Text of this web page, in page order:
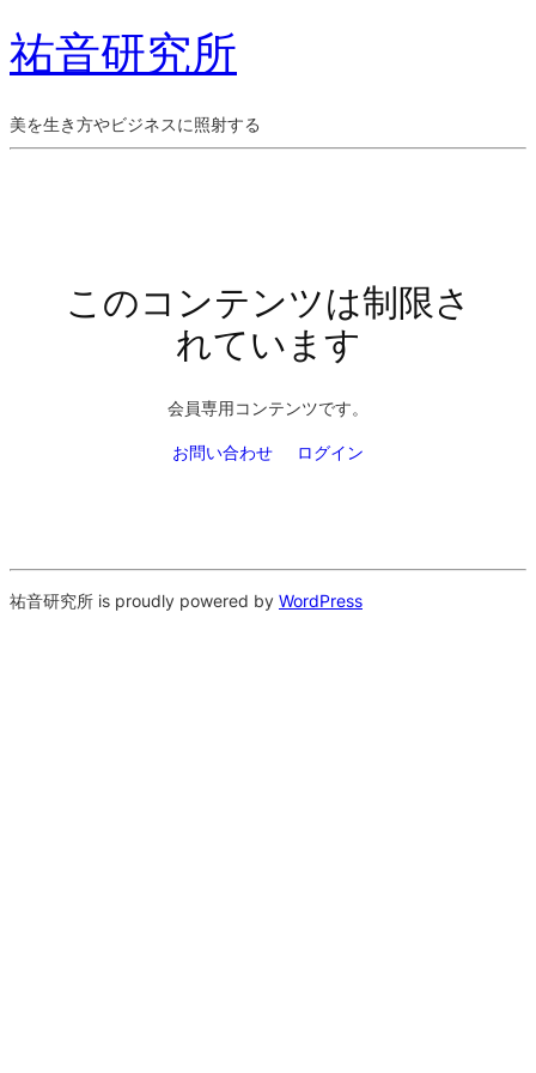
祐音研究所
美を生き方やビジネスに照射する
このコンテンツは制限さ
れています
会員専用コンテンツです。
お問い合わせ ログイン
祐音研究所 is proudly powered by WordPress